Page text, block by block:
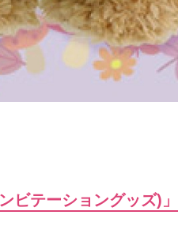
ビテーショングッズ)